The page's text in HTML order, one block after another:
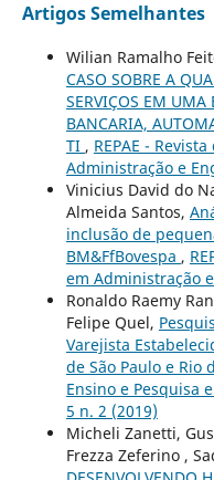
Artigos Semelhantes
Wilian Ramalho
CASO SOBRE A
SERVIÇOS EM UMA
BANCARIA,
TI , REPAE -
Administração e
Vinicius David do
Almeida Santos,
inclusão de
BM&FfBovespa ,
em Administração
Ronaldo Raemy
Felipe Quel,
Varejista
de São Paulo e Rio
Ensino e Pesquisa
5 n. 2 (2019)
Micheli Zanetti,
Frezza Zeferino ,